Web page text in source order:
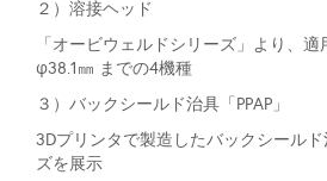
２） 溶接ヘッド
「オービウェルドシリーズ」より、
φ38.1㎜ までの4機種
３）バックシールド治具「PPAP」
3Dプリンタで製造したバックシールド
ズを展示